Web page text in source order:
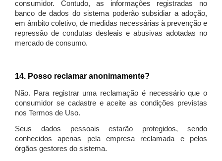
consumidor. Contudo, as informações registradas no
banco de dados do sistema poderão subsidiar a adoção,
em âmbito coletivo, de medidas necessárias à prevenção e
repressão de condutas desleais e abusivas adotadas no
mercado de consumo.
14. Posso reclamar anonimamente?
Não. Para registrar uma reclamação é necessário que o
consumidor se cadastre e aceite as condições previstas
nos Termos de Uso.
Seus dados pessoais estarão protegidos, sendo
conhecidos apenas pela empresa reclamada e pelos
órgãos gestores do sistema.